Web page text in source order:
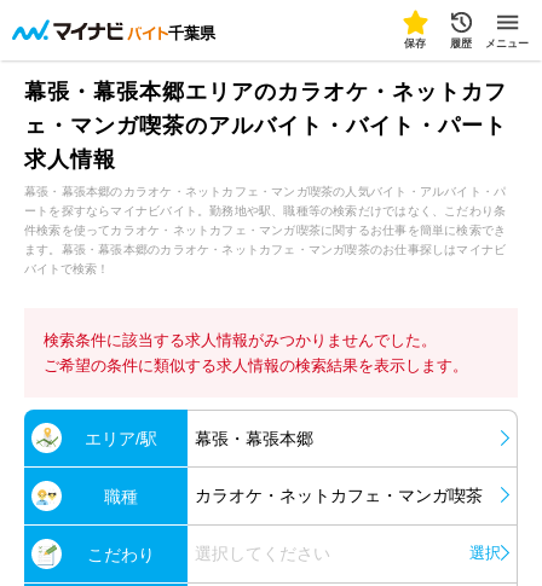
千葉県
保存 履歴 メニュー
幕張・幕張本郷エリアのカラオケ・ネットカフ
ェ・マンガ喫茶のアルバイト・バイト・パート
求人情報
幕張・幕張本郷のカラオケ・ネットカフェ・マンガ喫茶の人気バイト・アルバイト・パ
ートを探すならマイナビバイト。勤務地や駅、職種等の検索だけではなく、こだわり条
件検索を使ってカラオケ・ネットカフェ・マンガ喫茶に関するお仕事を簡単に検索でき
ます。幕張・幕張本郷のカラオケ・ネットカフェ・マンガ喫茶のお仕事探しはマイナビ
バイトで検索！
検索条件に該当する求人情報がみつかりませんでした。
ご希望の条件に類似する求人情報の検索結果を表示します。
エリア/駅 幕張・幕張本郷
職種 カラオケ・ネットカフェ・マンガ喫茶
こだわり 選択してください 選択